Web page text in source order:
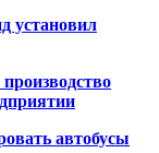
установил
автобусы